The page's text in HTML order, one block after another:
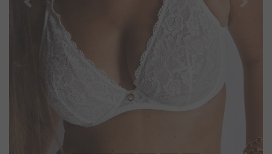
Vorige